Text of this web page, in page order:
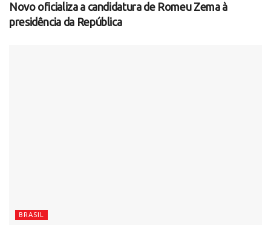
Novo oficializa a candidatura de Romeu Zema à
presidência da República
BRASIL